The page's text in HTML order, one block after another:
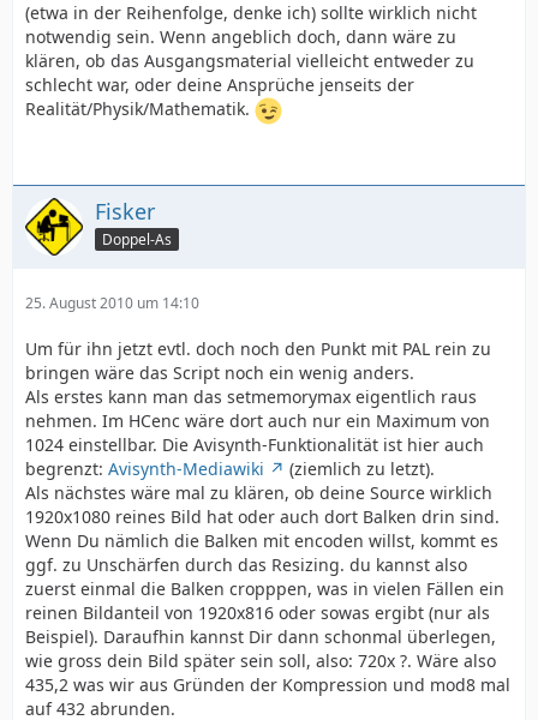
(etwa in der Reihenfolge, denke ich) sollte wirklich nicht
notwendig sein. Wenn angeblich doch, dann wäre zu
klären, ob das Ausgangsmaterial vielleicht entweder zu
schlecht war, oder deine Ansprüche jenseits der
Realität/Physik/Mathematik.
Fisker
Doppel-As
25. August 2010 um 14:10
Um für ihn jetzt evtl. doch noch den Punkt mit PAL rein zu
bringen wäre das Script noch ein wenig anders.
Als erstes kann man das setmemorymax eigentlich raus
nehmen. Im HCenc wäre dort auch nur ein Maximum von
1024 einstellbar. Die Avisynth-Funktionalität ist hier auch
begrenzt: Avisynth-Mediawiki
(ziemlich zu letzt).
Als nächstes wäre mal zu klären, ob deine Source wirklich
1920x1080 reines Bild hat oder auch dort Balken drin sind.
Wenn Du nämlich die Balken mit encoden willst, kommt es
ggf. zu Unschärfen durch das Resizing. du kannst also
zuerst einmal die Balken cropppen, was in vielen Fällen ein
reinen Bildanteil von 1920x816 oder sowas ergibt (nur als
Beispiel). Daraufhin kannst Dir dann schonmal überlegen,
wie gross dein Bild später sein soll, also: 720x ?. Wäre also
435,2 was wir aus Gründen der Kompression und mod8 mal
auf 432 abrunden.